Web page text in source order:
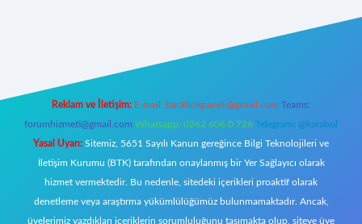
Reklam ve İletişim: E-mail: backlinkpaneli@gmail.com Teams:
forumhizmeti@gmail.com Whatsapp: 0262 606 0 726 Telegram: @karabul
Yasal Uyarı: Sitemiz, 5651 Sayılı Kanun gereğince Bilgi Teknolojileri ve
İletişim Kurumu (BTK) tarafından onaylanmış bir Yer Sağlayıcı olarak
hizmet vermektedir. Bu nedenle, sitedeki içerikleri proaktif olarak
denetleme veya araştırma yükümlülüğümüz bulunmamaktadır. Ancak,
üyelerimiz yazdıkları içeriklerin sorumluluğunu taşımakta olup, siteye üye